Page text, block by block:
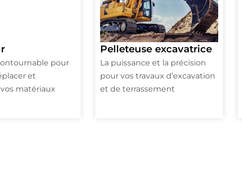
pour
et
matériaux
Pelleteuse excavatrice
La puissance et la précision
pour vos travaux d’excavation
et de terrassement